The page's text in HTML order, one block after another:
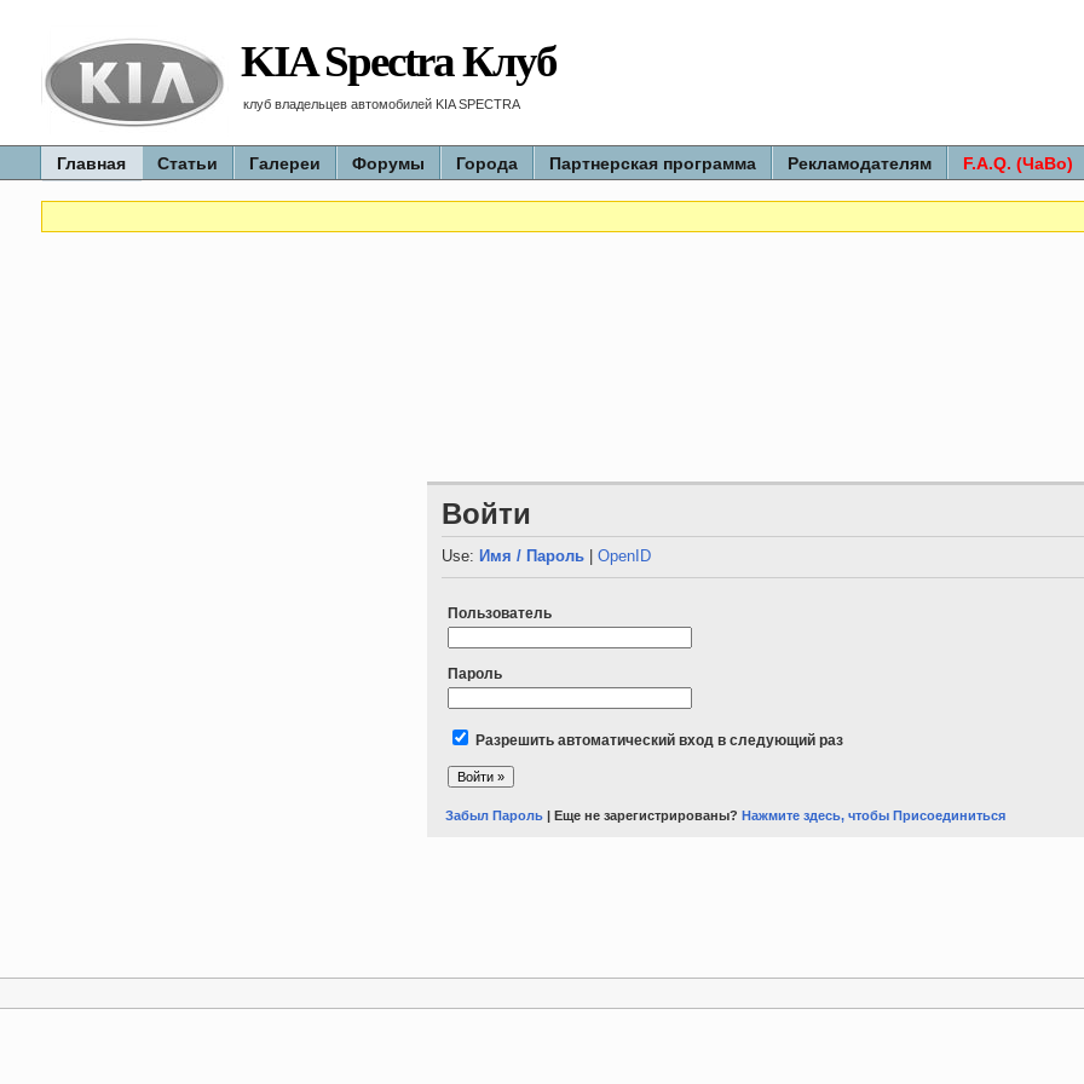
KIA Spectra Клуб
клуб владельцев автомобилей KIA SPECTRA
Главная Статьи Галереи Форумы Города Партнерская программа Рекламодателям F.A.Q. (ЧаВо)
Войти
Use: Имя / Пароль| OpenID
Пользователь
Пароль
Разрешить автоматический вход в следующий раз
Забыл Пароль| Еще не зарегистрированы? Нажмите здесь, чтобы Присоединиться